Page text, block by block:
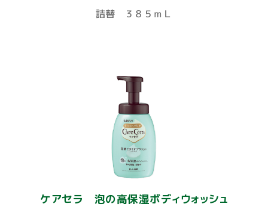
詰替 ３８５ｍＬ
ケアセラ 泡の高保湿ボディウォッシュ